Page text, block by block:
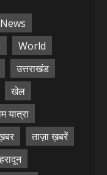
News
World
उत्तराखंड
खेल
यात्रा
ताज़ा ख़बरें